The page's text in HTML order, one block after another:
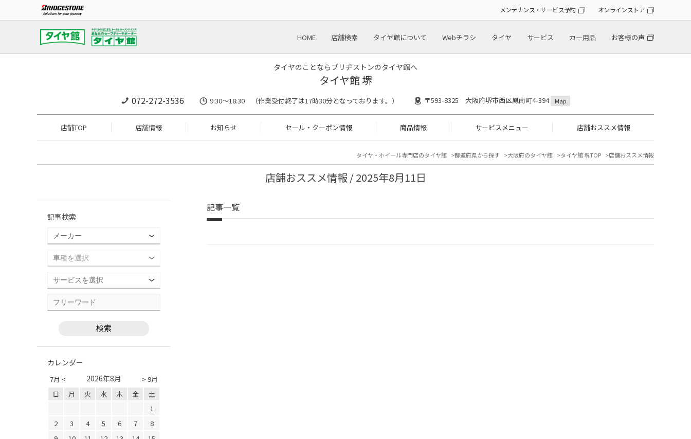
メンテナンス・サービス予約 オンラインストア
HOME 店舗検索 タイヤ館について Webチラシ タイヤ サービス カー用品 お客様の声
タイヤのことならブリヂストンのタイヤ館へ
タイヤ館 堺
072-272-3536 9:30〜18:30 （作業受付終了は17時30分となっております。） 〒593-8325 大阪府堺市西区鳳南町4-394 Map
店舗TOP 店舗情報 お知らせ セール・クーポン情報 商品情報 サービスメニュー 店舗おススメ情報
タイヤ・ホイール専門店のタイヤ館 都道府県から探す 大阪府のタイヤ館 タイヤ館 堺TOP 店舗おススメ情報
店舗おススメ情報 / 2025年8月11日
記事一覧
記事検索
カレンダー
7月 < > 9月
2026年8月
日 月 火 水 木 金
土
1
2
3 4 5 6 7
8